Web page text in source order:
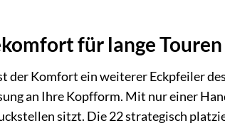
für lange Touren
der Komfort ein weiterer Eckpfeiler
an Ihre Kopfform. Mit nur einer
sitzt. Die 22 strategisch